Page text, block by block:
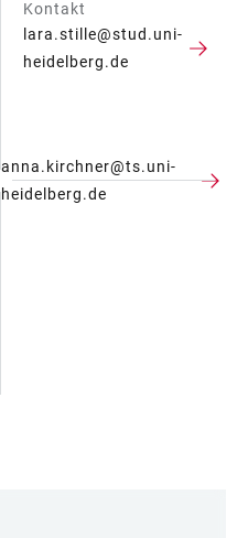
anna.kirchner@ts.uni-
heidelberg.de
Kontakt
lara.stille@stud.uni-
heidelberg.de